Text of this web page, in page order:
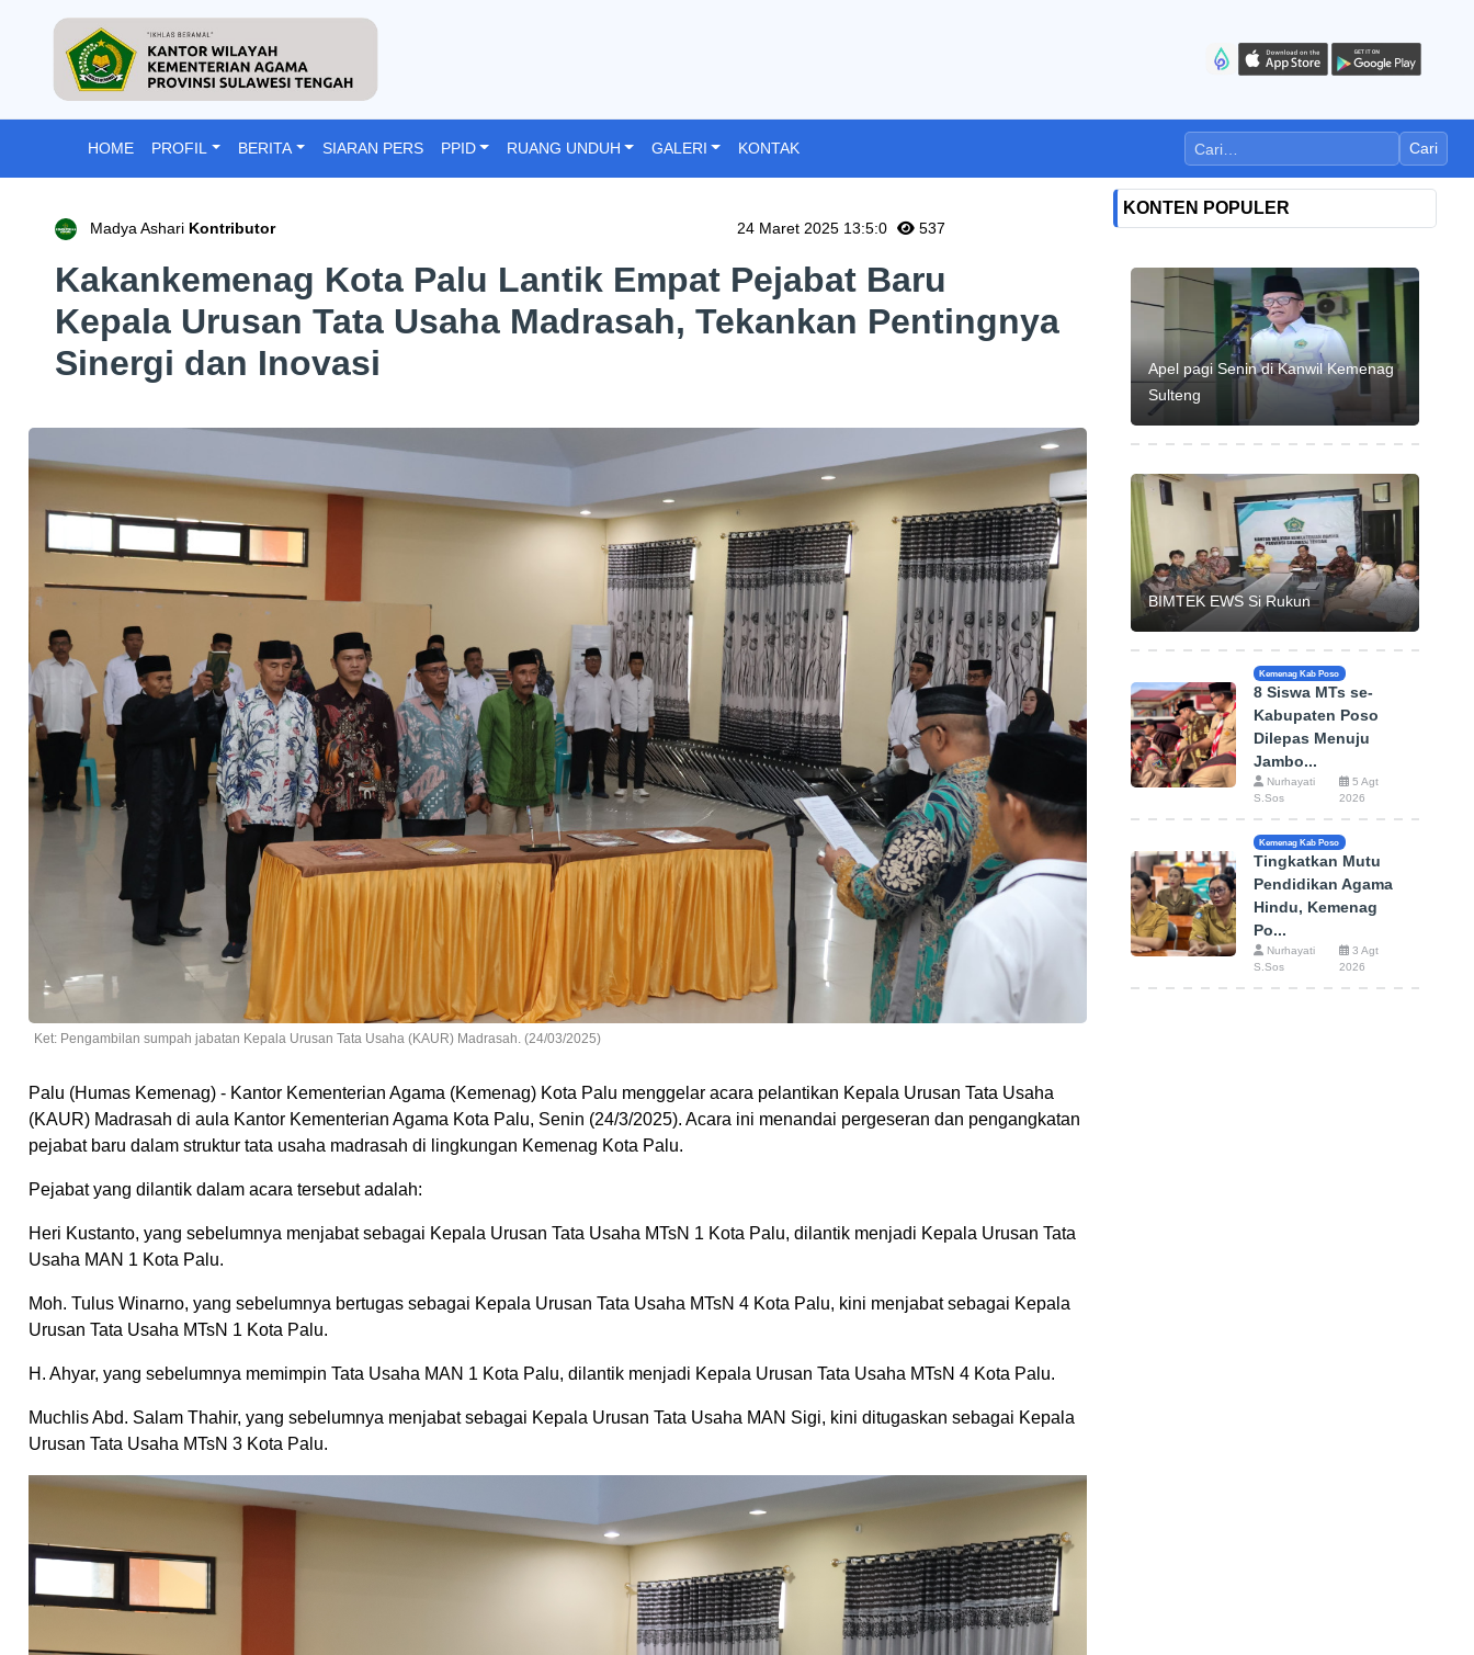
HOME PROFIL BERITA SIARAN PERS PPID RUANG UNDUH GALERI KONTAK Cari
Madya Ashari Kontributor 24 Maret 2025 13:5:0 537
Kakankemenag Kota Palu Lantik Empat Pejabat Baru
Kepala Urusan Tata Usaha Madrasah, Tekankan Pentingnya
Sinergi dan Inovasi
Ket: Pengambilan sumpah jabatan Kepala Urusan Tata Usaha (KAUR) Madrasah. (24/03/2025)
Palu (Humas Kemenag) - Kantor Kementerian Agama (Kemenag) Kota Palu menggelar acara pelantikan Kepala Urusan Tata Usaha
(KAUR) Madrasah di aula Kantor Kementerian Agama Kota Palu, Senin (24/3/2025). Acara ini menandai pergeseran dan pengangkatan
pejabat baru dalam struktur tata usaha madrasah di lingkungan Kemenag Kota Palu.
Pejabat yang dilantik dalam acara tersebut adalah:
Heri Kustanto, yang sebelumnya menjabat sebagai Kepala Urusan Tata Usaha MTsN 1 Kota Palu, dilantik menjadi Kepala Urusan Tata
Usaha MAN 1 Kota Palu.
Moh. Tulus Winarno, yang sebelumnya bertugas sebagai Kepala Urusan Tata Usaha MTsN 4 Kota Palu, kini menjabat sebagai Kepala
Urusan Tata Usaha MTsN 1 Kota Palu.
H. Ahyar, yang sebelumnya memimpin Tata Usaha MAN 1 Kota Palu, dilantik menjadi Kepala Urusan Tata Usaha MTsN 4 Kota Palu.
Muchlis Abd. Salam Thahir, yang sebelumnya menjabat sebagai Kepala Urusan Tata Usaha MAN Sigi, kini ditugaskan sebagai Kepala
Urusan Tata Usaha MTsN 3 Kota Palu.
KONTEN POPULER
Apel pagi Senin di Kanwil Kemenag
Sulteng
BIMTEK EWS Si Rukun
Kemenag Kab Poso
8 Siswa MTs se-
Kabupaten Poso
Dilepas Menuju
Jambo...
Nurhayati
S.Sos
5 Agt
2026
Kemenag Kab Poso
Tingkatkan Mutu
Pendidikan Agama
Hindu, Kemenag
Po...
Nurhayati
S.Sos
3 Agt
2026